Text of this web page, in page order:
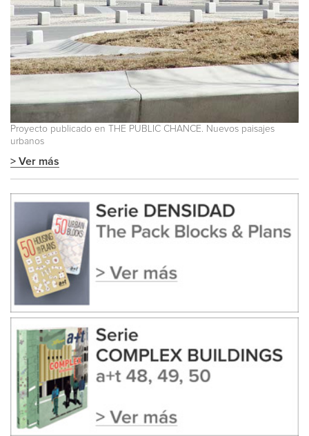
Proyecto publicado en
THE PUBLIC CHANCE. Nuevos paisajes
urbanos
> Ver más